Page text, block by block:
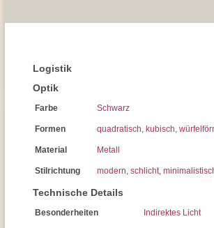
Logistik
Optik
Farbe Schwarz
Formen quadratisch, kubisch,
Material Metall
Stilrichtung modern, schlicht,
Technische Details
Besonderheiten Indirektes Licht